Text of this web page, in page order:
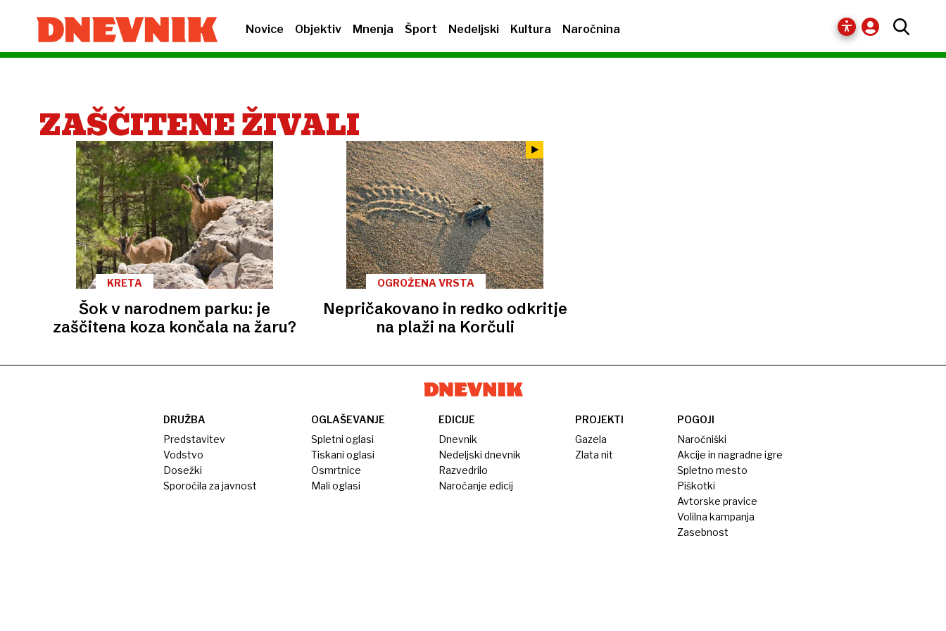
Novice Objektiv Mnenja Šport Nedeljski Kultura Naročnina
ZAŠČITENE ŽIVALI
KRETA
Šok v narodnem parku: je
zaščitena koza končala na žaru?
OGROŽENA VRSTA
Nepričakovano in redko odkritje
na plaži na Korčuli
DRUŽBA
Predstavitev
Vodstvo
Dosežki
Sporočila za javnost
OGLAŠEVANJE
Spletni oglasi
Tiskani oglasi
Osmrtnice
Mali oglasi
EDICIJE
Dnevnik
Nedeljski dnevnik
Razvedrilo
Naročanje edicij
PROJEKTI
Gazela
Zlata nit
POGOJI
Naročniški
Akcije in nagradne igre
Spletno mesto
Piškotki
Avtorske pravice
Volilna kampanja
Zasebnost